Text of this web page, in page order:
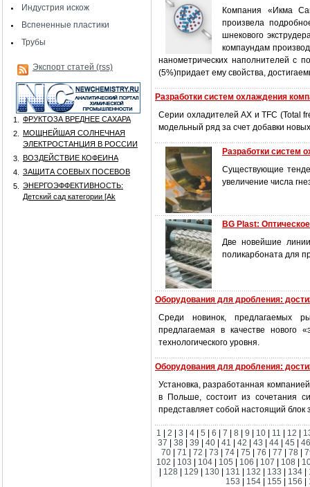
Индустрия искож
Вспененные пластики
Трубы
Экспорт статей (rss)
1.
ФРУКТОЗА ВРЕДНЕЕ САХАРА
2.
МОЩНЕЙШАЯ СОЛНЕЧНАЯ
ЭЛЕКТРОСТАНЦИЯ В РОССИИ
3.
ВОЗДЕЙСТВИЕ КОФЕИНА
4.
ЗАЩИТА СОЕВЫХ ПОСЕВОВ
5.
ЭНЕРГОЭФФЕКТИВНОСТЬ:
Детский сад категории [Аk
Компания «Икма
произвела
шнекового
компаундам
нанометрических наполнителей с
(5%)придает ему свойства,
Разработки систем охлаждения
Серии охладителей АХ и TFC (Total
модельный ряд за счет добавки
Разработки систем
Существующие
увеличение числа
BG Plast:
Две новейшие
поликарбоната для
Оборудования для дробления:
Среди новинок, предлагаемых
предлагаемая в качестве нового
технологического уровня.
Оборудования для дробления:
Установка, разработанная
в Польше, состоит из сочетания
представляет собой настоящий блок
1 2 3 4 5 6 7 8 9 10 11 12
37
|38 |39 |40 |41 |42 |43 |44 |45 |
70
71 72 73 74 75 76 77 78
102
103 104 105 106 107 108
128 129 130 131 132 133 134
153
154 155 156